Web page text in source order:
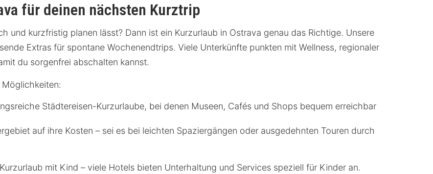
für deinen nächsten Kurztrip
und kurzfristig planen lässt? Dann ist ein Kurzurlaub in Ostrava genau das Richtige. Unsere
Extras für spontane Wochenendtrips. Viele Unterkünfte punkten mit Wellness, regionaler
du sorgenfrei abschalten kannst.
Städtereisen-Kurzurlaube, bei denen Museen, Cafés und Shops bequem erreichbar
auf ihre Kosten – sei es bei leichten Spaziergängen oder ausgedehnten Touren durch
mit Kind – viele Hotels bieten Unterhaltung und Services speziell für Kinder an.